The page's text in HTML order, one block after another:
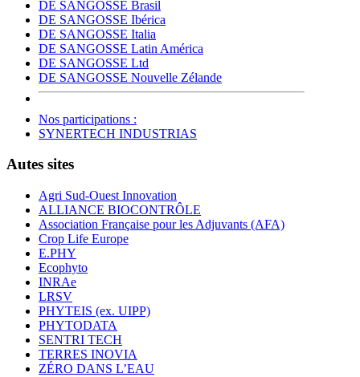
DE SANGOSSE Brasil
DE SANGOSSE Ibérica
DE SANGOSSE Italia
DE SANGOSSE Latin América
DE SANGOSSE Ltd
DE SANGOSSE Nouvelle Zélande
Nos participations :
SYNERTECH INDUSTRIAS
Autes sites
Agri Sud-Ouest Innovation
ALLIANCE BIOCONTRÔLE
Association Française pour les Adjuvants (AFA)
Crop Life Europe
E.PHY
Ecophyto
INRAe
LRSV
PHYTEIS (ex. UIPP)
PHYTODATA
SENTRI TECH
TERRES INOVIA
ZÉRO DANS L’EAU